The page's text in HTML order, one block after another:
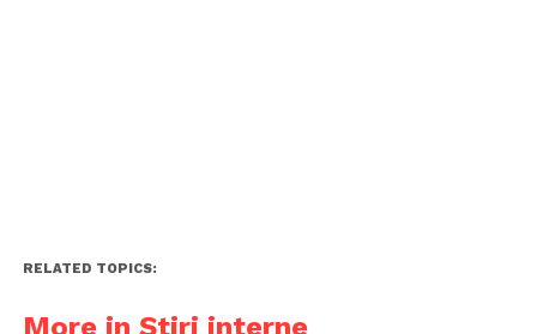
RELATED TOPICS:
More in Știri interne